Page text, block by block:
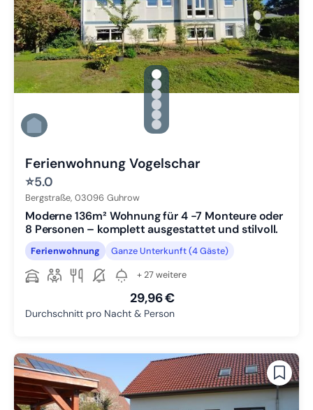
gallery.slide_selector
Zu Slide 1 wechseln
Zu Slide 2 wechseln
Zu Slide 3 wechseln
Zu Slide 4 wechseln
Zu Slide 5 wechseln
Zu Slide 6 wechseln
Ferienwohnung Vogelschar
⭐5.0
Bergstraße, 03096 Guhrow
Moderne 136m² Wohnung für 4 -7 Monteure oder
8 Personen – komplett ausgestattet und stilvoll.
Ferienwohnung Ganze Unterkunft (4 Gäste)
+ 27 weitere
29,96 €
Durchschnitt pro Nacht & Person